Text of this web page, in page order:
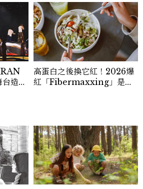
造型
高蛋白之後換它紅！2026爆
紅「Fibermaxxing」是什